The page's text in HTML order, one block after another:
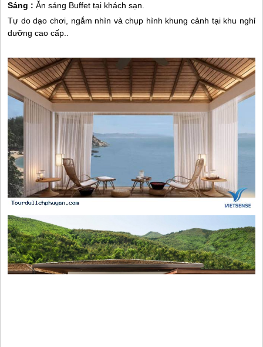
Sáng :Ăn sáng Buffet tại khách sạn.
Tự do dạo chơi, ngắm nhìn và chụp hình khung cảnh tại khu nghỉ
dưỡng cao cấp..